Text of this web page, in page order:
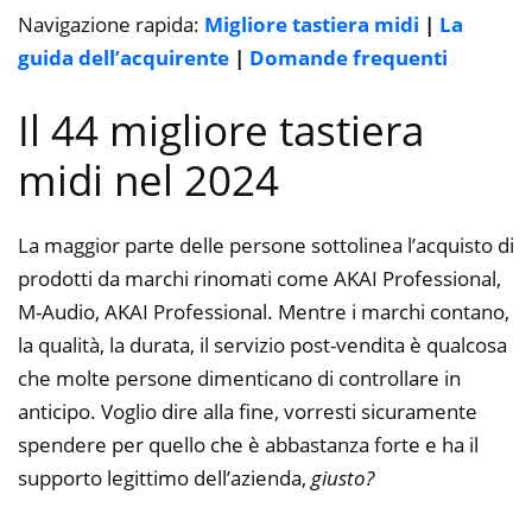
Navigazione rapida: Migliore tastiera midi | La
guida dell’acquirente | Domande frequenti
Il 44 migliore tastiera
midi nel 2024
La maggior parte delle persone sottolinea l’acquisto di
prodotti da marchi rinomati come AKAI Professional,
M-Audio, AKAI Professional. Mentre i marchi contano,
la qualità, la durata, il servizio post-vendita è qualcosa
che molte persone dimenticano di controllare in
anticipo. Voglio dire alla fine, vorresti sicuramente
spendere per quello che è abbastanza forte e ha il
supporto legittimo dell’azienda, giusto?